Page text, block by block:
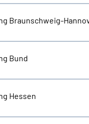
Braunschweig-
Bund
Hessen